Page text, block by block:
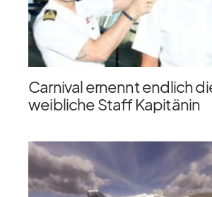
Carnival ernennt endlich
weibliche Staff Kapitänin